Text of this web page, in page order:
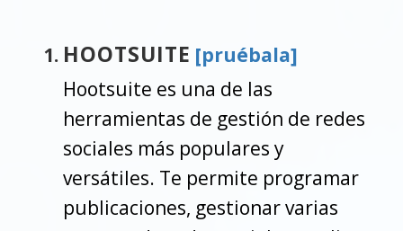
HOOTSUITE [pruébala]
Hootsuite es una de las
herramientas de gestión de redes
sociales más populares y
versátiles. Te permite programar
publicaciones, gestionar varias